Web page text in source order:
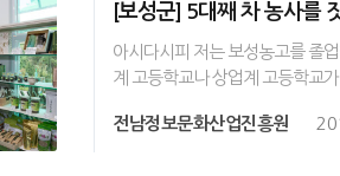
[보성군] 5대째 차 농사를
아시다시피 저는 보성농고를 졸
계 고등학교나 상업계 고등학교
전남정보문화산업진흥원